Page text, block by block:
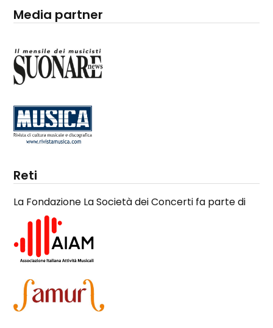
Media partner
Reti
La Fondazione La Società dei Concerti fa parte di